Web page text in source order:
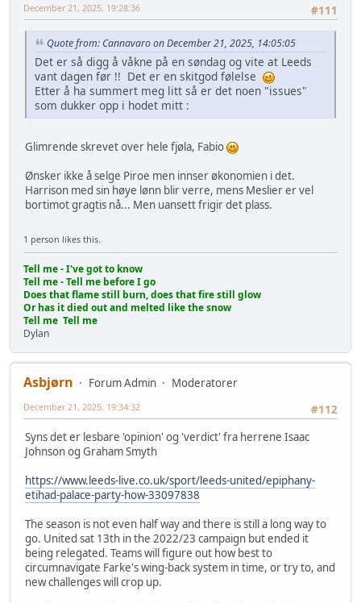
#111
December 21, 2025, 19:28:36
Quote from: Cannavaro on December 21, 2025, 14:05:05
Det er så digg å våkne på en søndag og vite at Leeds
vant dagen før !! Det er en skitgod følelse
Etter å ha summert meg litt så er det noen "issues"
som dukker opp i hodet mitt :
Glimrende skrevet over hele fjøla, Fabio
Ønsker ikke å selge Piroe men innser økonomien i det.
Harrison med sin høye lønn blir verre, mens Meslier er vel
bortimot gragtis nå... Men uansett frigir det plass.
1 person likes this.
Tell me - I've got to know
Tell me - Tell me before I go
Does that flame still burn, does that fire still glow
Or has it died out and melted like the snow
Tell me Tell me
Dylan
Asbjørn Forum Admin
Moderatorer
#112
December 21, 2025, 19:34:32
Syns det er lesbare 'opinion' og 'verdict' fra herrene Isaac
Johnson og Graham Smyth
https://www.leeds-live.co.uk/sport/leeds-united/epiphany-
etihad-palace-party-how-33097838
The season is not even half way and there is still a long way to
go. United sat 13th in the 2022/23 campaign but ended it
being relegated. Teams will figure out how best to
circumnavigate Farke's wing-back system in time, or try to, and
new challenges will crop up.